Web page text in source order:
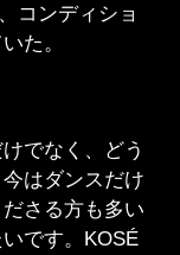
コンディショ
た。
でなく、どう
はダンスだけ
さる方も多い
です。KOSÉ